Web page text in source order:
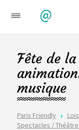
@
Paris Friendly
Spectacles /
Fête de
musique